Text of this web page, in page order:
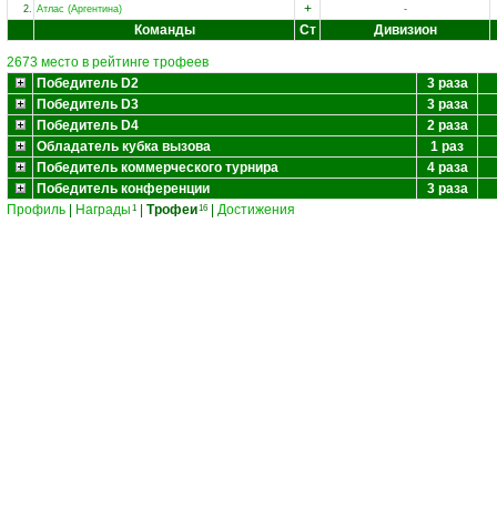
2. Атлас (Аргентина) + -
Команды Ст Дивизион
2673 место в рейтинге трофеев
Победитель D2
3 раза
Победитель D3
3 раза
Победитель D4
2 раза
Обладатель кубка вызова
1 раз
Победитель коммерческого турнира
4 раза
Победитель конференции
3 раза
Профиль
Награды 1 Трофеи16 Достижения